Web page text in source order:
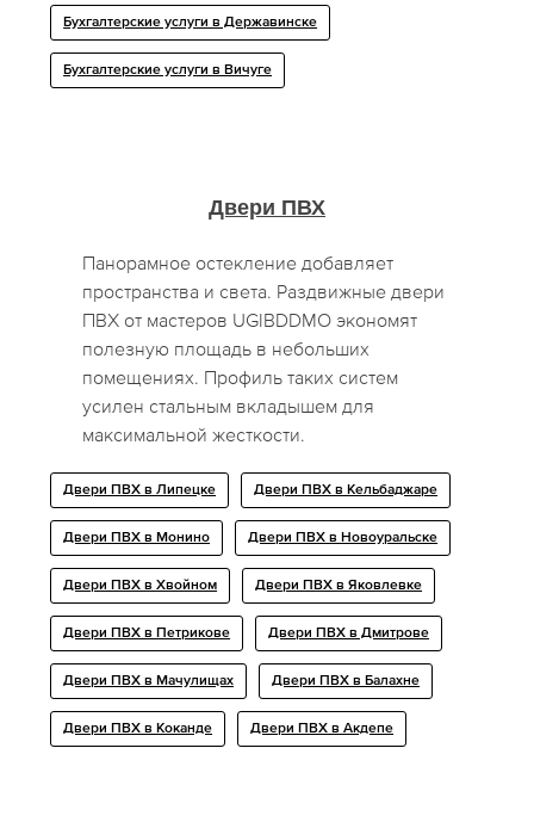
Бухгалтерские услуги в Державинске
Бухгалтерские услуги в Вичуге
Двери ПВХ
Панорамное остекление добавляет
пространства и света. Раздвижные двери
ПВХ от мастеров UGIBDDMO экономят
полезную площадь в небольших
помещениях. Профиль таких систем
усилен стальным вкладышем для
максимальной жесткости.
Двери ПВХ в Липецке Двери ПВХ в Кельбаджаре
Двери ПВХ в Монино Двери ПВХ в Новоуральске
Двери ПВХ в Хвойном Двери ПВХ в Яковлевке
Двери ПВХ в Петрикове Двери ПВХ в Дмитрове
Двери ПВХ в Мачулищах Двери ПВХ в Балахне
Двери ПВХ в Коканде Двери ПВХ в Акдепе